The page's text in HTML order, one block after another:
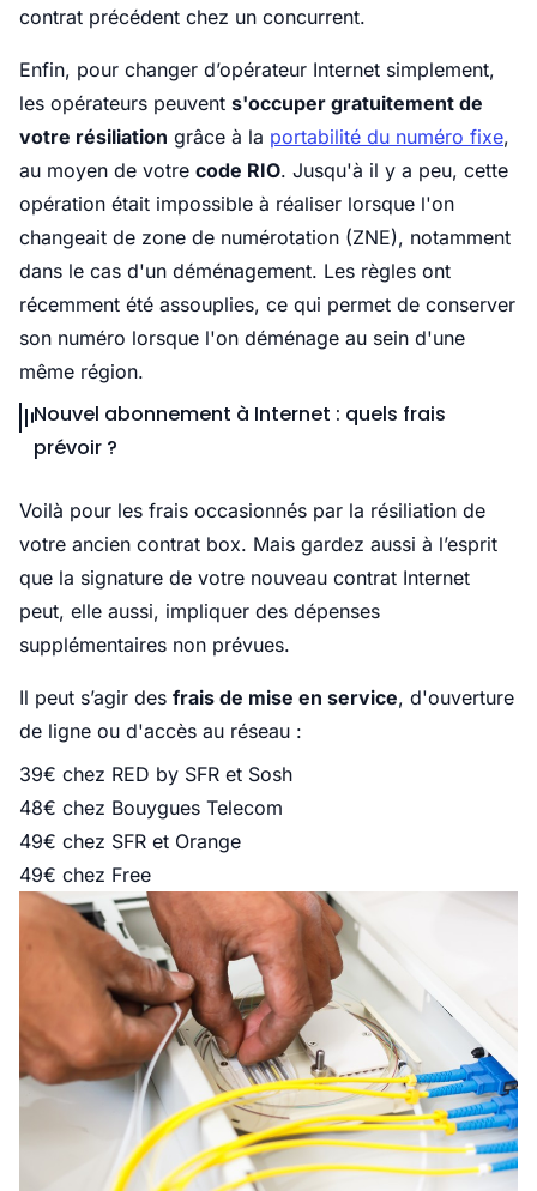
contrat précédent chez un concurrent.
Enfin, pour changer d’opérateur Internet simplement,
les opérateurs peuvent s'occuper gratuitement de
votre résiliation grâce à la portabilité du numéro fixe,
au moyen de votre code RIO. Jusqu'à il y a peu, cette
opération était impossible à réaliser lorsque l'on
changeait de zone de numérotation (ZNE), notamment
dans le cas d'un déménagement. Les règles ont
récemment été assouplies, ce qui permet de conserver
son numéro lorsque l'on déménage au sein d'une
même région.
Nouvel abonnement à Internet : quels frais
prévoir ?
Voilà pour les frais occasionnés par la résiliation de
votre ancien contrat box. Mais gardez aussi à l’esprit
que la signature de votre nouveau contrat Internet
peut, elle aussi, impliquer des dépenses
supplémentaires non prévues.
Il peut s’agir des frais de mise en service, d'ouverture
de ligne ou d'accès au réseau :
39€ chez RED by SFR et Sosh
48€ chez Bouygues Telecom
49€ chez SFR et Orange
49€ chez Free